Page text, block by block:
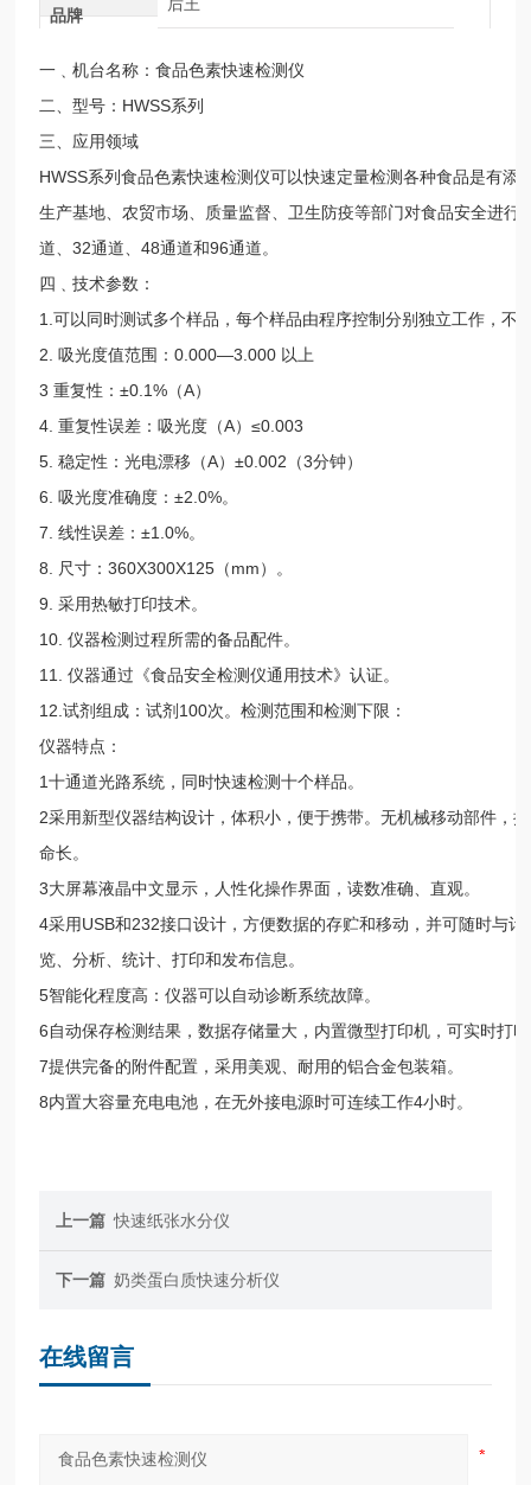
品牌
一﹑机台名称：食品色素快速检测仪
二、型号：HWSS系列
三、应用领域
HWSS系列食品色素快速检测仪可以快速定量检测各种食品是有添
生产基地、农贸市场、质量监督、卫生防疫等部门对食品安全进行
道、32通道、48通道和96通道。
四﹑技术参数：
1.可以同时测试多个样品，每个样品由程序控制分别独立工作，不
2. 吸光度值范围：0.000—3.000 以上
3 重复性：±0.1%（A）
4. 重复性误差：吸光度（A）≤0.003
5. 稳定性：光电漂移（A）±0.002（3分钟）
6. 吸光度准确度：±2.0%。
7. 线性误差：±1.0%。
8. 尺寸：360X300X125（mm）。
9. 采用热敏打印技术。
10. 仪器检测过程所需的备品配件。
11. 仪器通过《食品安全检测仪通用技术》认证。
12.试剂组成：试剂100次。检测范围和检测下限：
仪器特点：
1十通道光路系统，同时快速检测十个样品。
2采用新型仪器结构设计，体积小，便于携带。无机械移动部件，
命长。
3大屏幕液晶中文显示，人性化操作界面，读数准确、直观。
4采用USB和232接口设计，方便数据的存贮和移动，并可随时与
览、分析、统计、打印和发布信息。
5智能化程度高：仪器可以自动诊断系统故障。
6自动保存检测结果，数据存储量大，内置微型打印机，可实时打
7提供完备的附件配置，采用美观、耐用的铝合金包装箱。
8内置大容量充电电池，在无外接电源时可连续工作4小时。
上一篇 快速纸张水分仪
下一篇 奶类蛋白质快速分析仪
在线留言